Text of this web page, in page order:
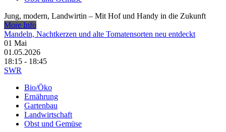
Jung, modern, Landwirtin – Mit Hof und Handy in die Zukunft
More Info
Mandeln, Nachtkerzen und alte Tomatensorten neu entdeckt
01 Mai
01.05.2026
18:15 - 18:45
SWR
Bio/Öko
Ernährung
Gartenbau
Landwirtschaft
Obst und Gemüse